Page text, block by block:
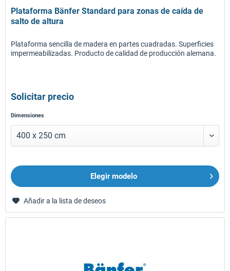
Plataforma Bänfer Standard para zonas de caída de
salto de altura
Plataforma sencilla de madera en partes cuadradas. Superficies
impermeabilizadas. Producto de calidad de producción alemana.
Solicitar precio
Dimensiones
Elegir modelo
Añadir a la lista de deseos